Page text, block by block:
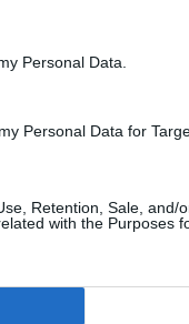
Personal Data.
Personal Data for
Retention, Sale, and/
with the Purposes